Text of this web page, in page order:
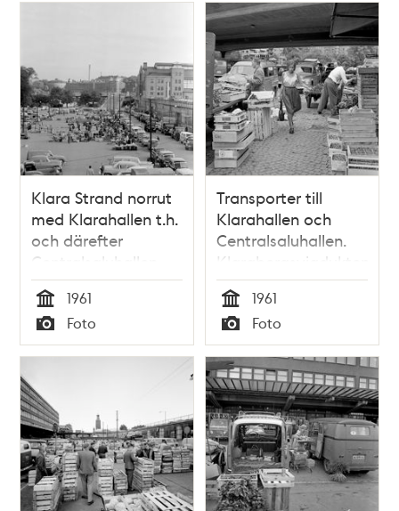
Klara Strand norrut
med Klarahallen t.h.
och därefter
Centralsaluhallen.
Tidigare kv.
Grönsakshallen, nu
kv. Blekholmen.
Tid
1961
Typ
Foto
Transporter till
Klarahallen och
Centralsaluhallen.
Klarabergsviadukten
passererar ovanför
Klara Strand.
Tid
1961
Typ
Foto